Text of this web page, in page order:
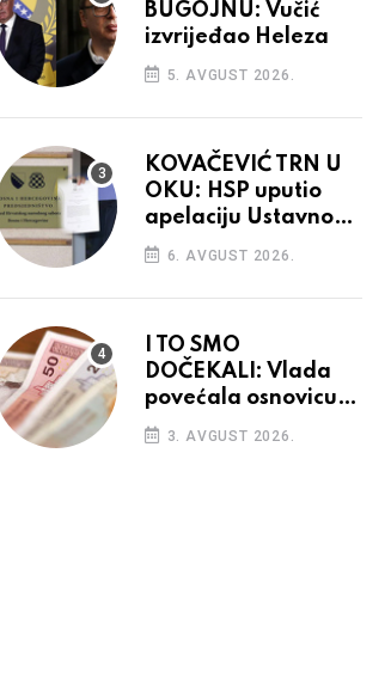
BUGOJNU: Vučić
izvrijeđao Heleza
5. AVGUST 2026.
KOVAČEVIĆ TRN U
OKU: HSP uputio
apelaciju Ustavnom
sudu BiH
6. AVGUST 2026.
I TO SMO
DOČEKALI: Vlada
povećala osnovicu
za obračun plaća
budžetskim
3. AVGUST 2026.